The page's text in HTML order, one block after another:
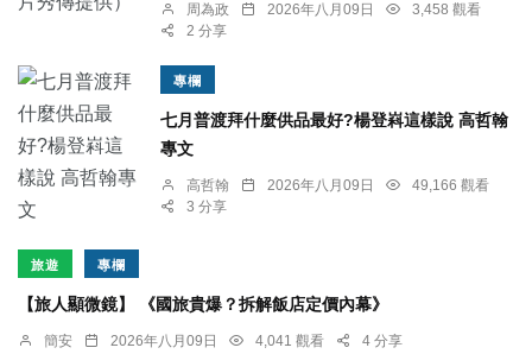
周為政 2026年八月09日
3,458 觀看
2 分享
專欄
七月普渡拜什麼供品最好?楊登嵙這樣說 高哲翰
專文
高哲翰 2026年八月09日
49,166 觀看
3 分享
旅遊 專欄
【旅人顯微鏡】 《國旅貴爆？拆解飯店定價內幕》
簡安 2026年八月09日 4,041 觀看 4 分享